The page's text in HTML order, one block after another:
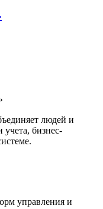
людей и
бизнес-
управления и